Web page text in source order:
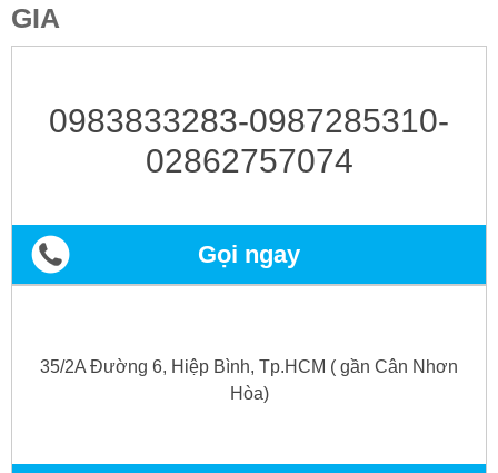
GIA
0983833283-0987285310-
02862757074
Gọi ngay
35/2A Đường 6, Hiệp Bình, Tp.HCM ( gần Cân Nhơn
Hòa)